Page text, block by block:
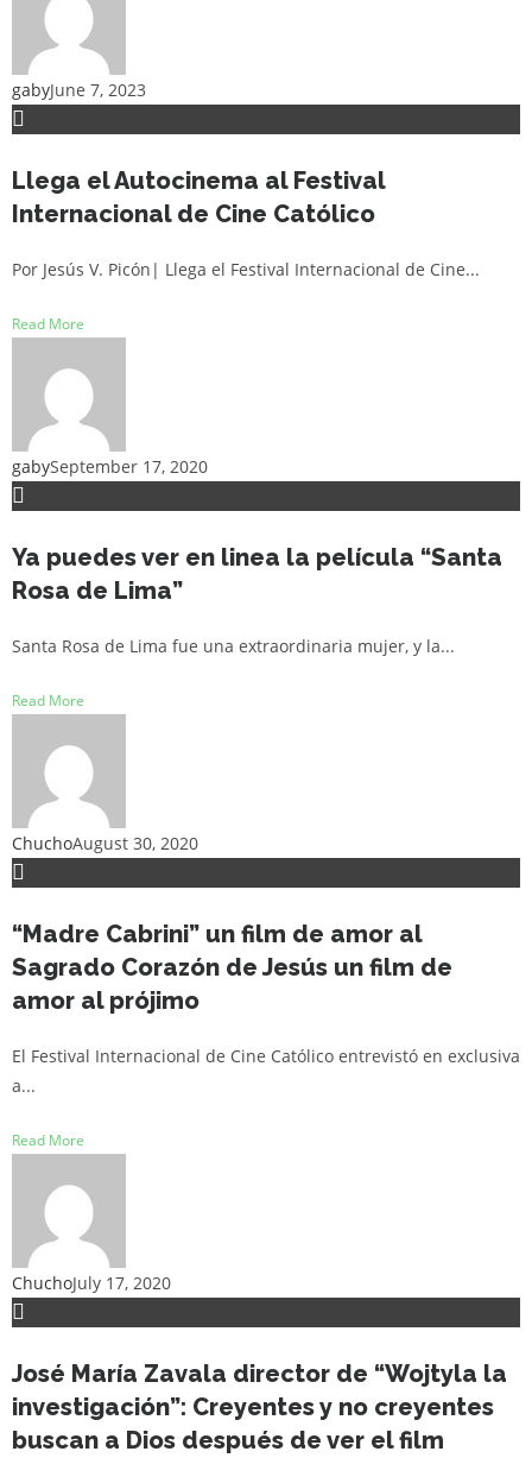
gabyJune 7, 2023
Llega el Autocinema al Festival
Internacional de Cine Católico
Por Jesús V. Picón| Llega el Festival Internacional de Cine...
Read More
gabySeptember 17, 2020
Ya puedes ver en linea la película “Santa
Rosa de Lima”
Santa Rosa de Lima fue una extraordinaria mujer, y la...
Read More
ChuchoAugust 30, 2020
“Madre Cabrini” un film de amor al
Sagrado Corazón de Jesús un film de
amor al prójimo
El Festival Internacional de Cine Católico entrevistó en exclusiva
a...
Read More
ChuchoJuly 17, 2020
José María Zavala director de “Wojtyla la
investigación”: Creyentes y no creyentes
buscan a Dios después de ver el film